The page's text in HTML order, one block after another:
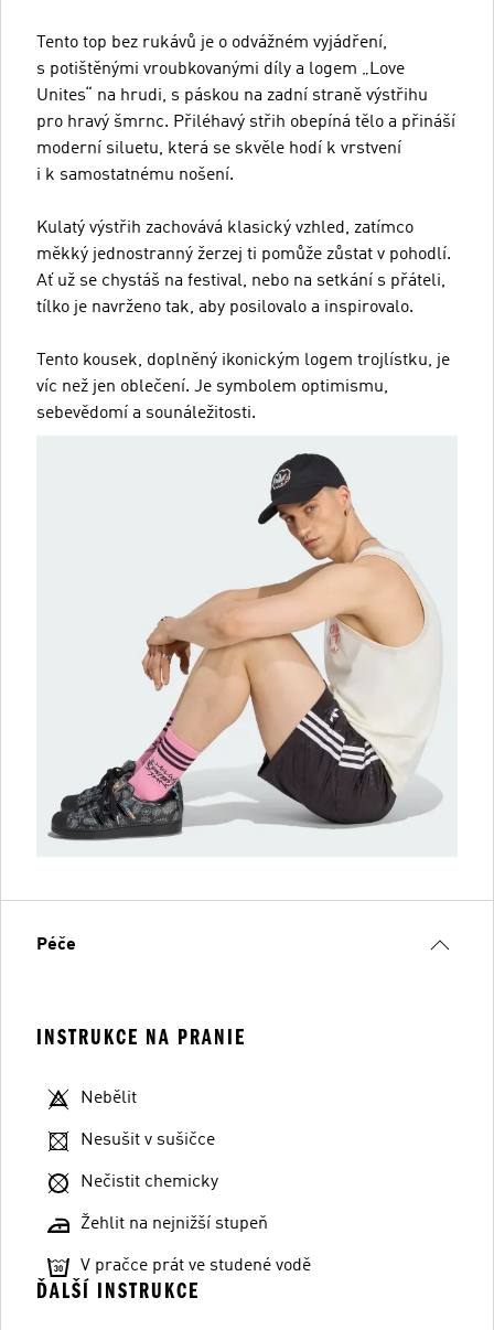
Tento top bez rukávů je o odvážném vyjádření,
s potištěnými vroubkovanými díly a logem „Love
Unites“ na hrudi, s páskou na zadní straně výstřihu
pro hravý šmrnc. Přiléhavý střih obepíná tělo a přináší
moderní siluetu, která se skvěle hodí k vrstvení
i k samostatnému nošení.
Kulatý výstřih zachovává klasický vzhled, zatímco
měkký jednostranný žerzej ti pomůže zůstat v pohodlí.
Ať už se chystáš na festival, nebo na setkání s přáteli,
tílko je navrženo tak, aby posilovalo a inspirovalo.
Tento kousek, doplněný ikonickým logem trojlístku, je
víc než jen oblečení. Je symbolem optimismu,
sebevědomí a sounáležitosti.
Péče
INSTRUKCE NA PRANIE
Nebělit
Nesušit v sušičce
Nečistit chemicky
Žehlit na nejnižší stupeň
V pračce prát ve studené vodě
ĎALŠÍ INSTRUKCE